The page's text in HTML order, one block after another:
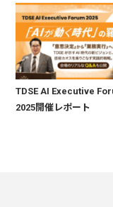
TDSE AI Executive
2025開催レポート